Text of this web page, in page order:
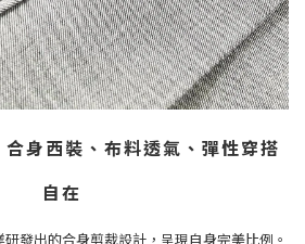
合身西裝、布料透氣、彈性穿搭
自在
發出的合身剪裁設計，呈現自身完美比例。